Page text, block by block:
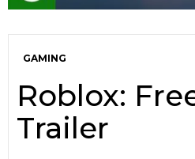
GAMING
Roblox:
Trailer